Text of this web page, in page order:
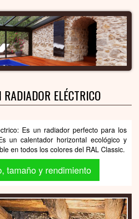
ELÉCTRICO
Es un radiador perfecto para los
un calentador horizontal ecológico y
en todos los colores del RAL Classic.
tamaño y rendimiento